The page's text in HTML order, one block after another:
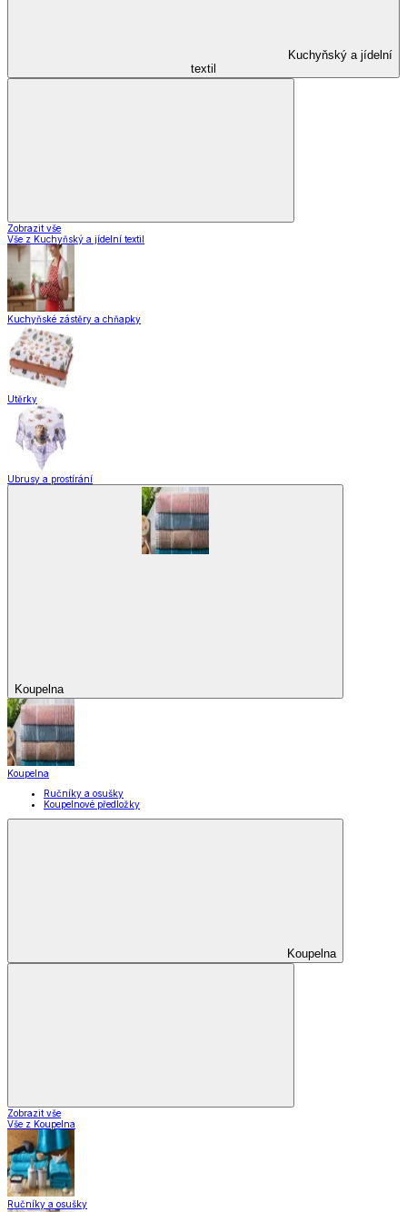
Kuchyňský a jídelní
textil
Zobrazit vše
Vše z Kuchyňský a jídelní textil
Kuchyňské zástěry a chňapky
Utěrky
Ubrusy a prostírání
Koupelna
Koupelna
Ručníky a osušky
Koupelnové předložky
Koupelna
Zobrazit vše
Vše z Koupelna
Ručníky a osušky